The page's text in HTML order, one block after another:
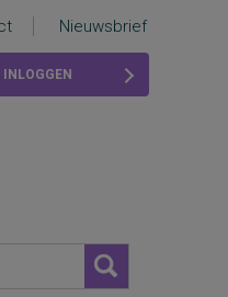
Nieuwsbrief
INLOGGEN